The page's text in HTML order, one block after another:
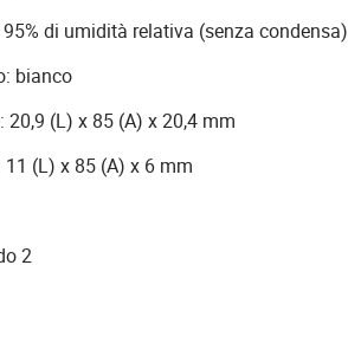
di umidità relativa (senza condensa)
bianco
(L) x 85 (A) x 20,4 mm
(L) x 85 (A) x 6 mm
2